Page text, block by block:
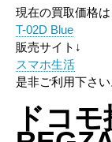
現在の買取価格は
T-02D Blue
販売サイト↓
スマホ生活
是非ご利用下さい
ドコ